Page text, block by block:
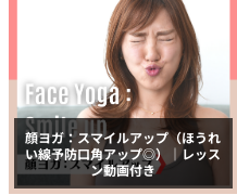
顔ヨガ：スマイルアップ（ほうれ
い線予防口角アップ◎）｜レッス
ン動画付き